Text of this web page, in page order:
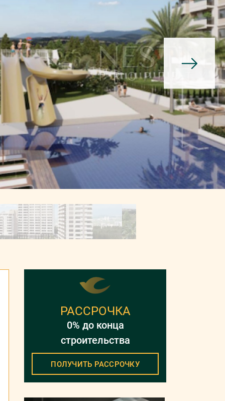
РАССРОЧКА
0% до конца
строительства
ПОЛУЧИТЬ РАССРОЧКУ